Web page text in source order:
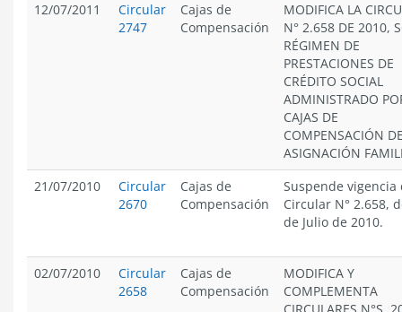
12/07/2011
Circular
2747
Cajas de
Compensación
MODIFICA LA
N° 2.658 DE 2010,
RÉGIMEN DE
PRESTACIONES DE
CRÉDITO SOCIAL
ADMINISTRADO
CAJAS DE
COMPENSACIÓN
ASIGNACIÓN
21/07/2010
Circular
2670
Cajas de
Compensación
Suspende vigencia
Circular N° 2.658,
de Julio de 2010.
02/07/2010
Circular
2658
Cajas de
Compensación
MODIFICA Y
COMPLEMENTA